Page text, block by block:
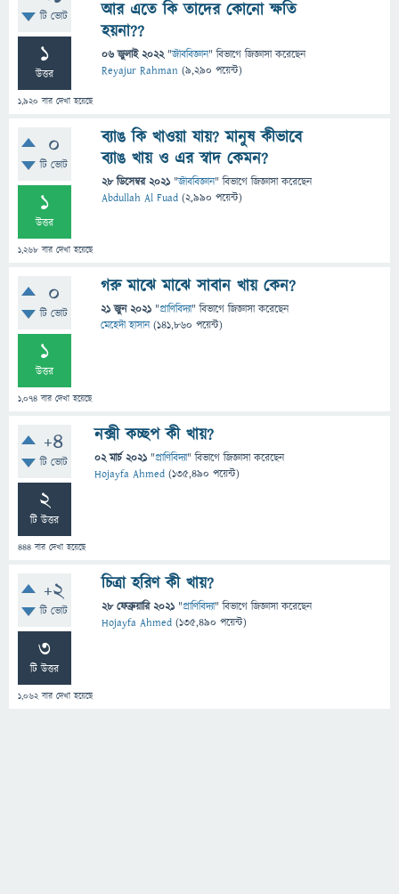
টি ভোট
1
উত্তর
1,920 বার দেখা হয়েছে
আর এতে কি তাদের কোনো ক্ষতি
হয়না??
06 জুলাই 2022 "জীববিজ্ঞান" বিভাগে জিজ্ঞাসাকরেছেন
Reyajur Rahman (9,290 পয়েন্ট)
0
টি ভোট
1
উত্তর
1,268 বার দেখা হয়েছে
ব্যাঙ কি খাওয়া যায়? মানুষ কীভাবে
ব্যাঙ খায় ও এর স্বাদ কেমন?
28 ডিসেম্বর 2021 "জীববিজ্ঞান" বিভাগে জিজ্ঞাসাকরেছেন
Abdullah Al Fuad (2,990 পয়েন্ট)
0
টি ভোট
1
উত্তর
1,074 বার দেখা হয়েছে
গরু মাঝে মাঝে সাবান খায় কেন?
21 জুন 2021 "প্রাণিবিদ্যা" বিভাগে জিজ্ঞাসাকরেছেন
মেহেদী হাসান (141,860 পয়েন্ট)
+4
টি ভোট
2
টি উত্তর
444 বার দেখা হয়েছে
নক্সী কচ্ছপ কী খায়?
02 মার্চ 2021 "প্রাণিবিদ্যা" বিভাগে জিজ্ঞাসাকরেছেন
Hojayfa Ahmed (135,490 পয়েন্ট)
+2
টি ভোট
3
টি উত্তর
1,062বার দেখা হয়েছে
চিত্রা হরিণ কী খায়?
28 ফেব্রুয়ারি 2021 "প্রাণিবিদ্যা" বিভাগে জিজ্ঞাসাকরেছেন
Hojayfa Ahmed (135,490 পয়েন্ট)